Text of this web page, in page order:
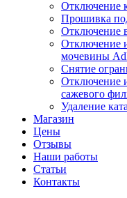
Отключение
Прошивка
Отключение
Отключение
мочевины
Снятие
Отключение
сажевого
Удаление
Магазин
Цены
Отзывы
Наши работы
Статьи
Контакты